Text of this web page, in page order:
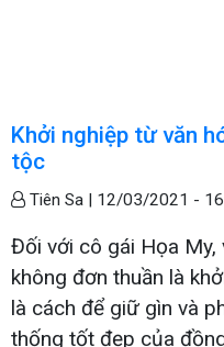
Khởi nghiệp từ văn
tộc
Tiên Sa | 12/03/2021 -
Đối với cô gái Họa My,
không đơn thuần là
là cách để giữ gìn và
thống tốt đẹp của